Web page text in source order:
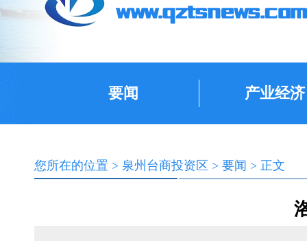
要闻 产业经济
您所在的位置 > 泉州台商投资区 > 要闻 > 正文